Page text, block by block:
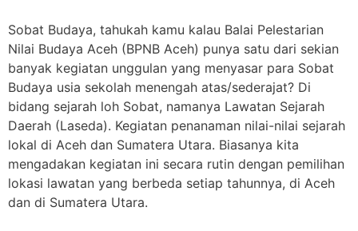
Sobat Budaya, tahukah kamu kalau Balai Pelestarian
Nilai Budaya Aceh (BPNB Aceh) punya satu dari sekian
banyak kegiatan unggulan yang menyasar para Sobat
Budaya usia sekolah menengah atas/sederajat? Di
bidang sejarah loh Sobat, namanya Lawatan Sejarah
Daerah (Laseda). Kegiatan penanaman nilai-nilai sejarah
lokal di Aceh dan Sumatera Utara. Biasanya kita
mengadakan kegiatan ini secara rutin dengan pemilihan
lokasi lawatan yang berbeda setiap tahunnya, di Aceh
dan di Sumatera Utara.